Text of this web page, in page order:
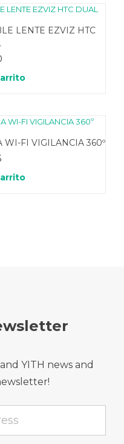
LENTE EZVIZ HTC
WI-FI VIGILANCIA 360º
YITH news and